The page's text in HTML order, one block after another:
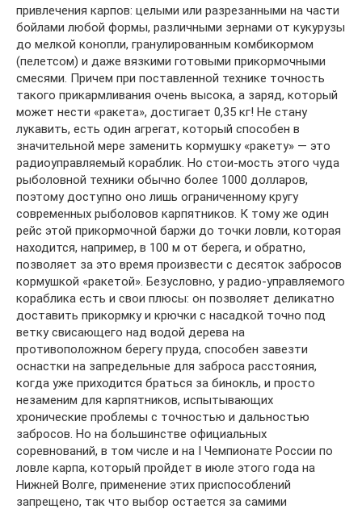
привлечения карпов: целыми или разрезанными на части
бойлами любой формы, различными зернами от кукурузы
до мелкой конопли, гранулированным комбикормом
(пелетсом) и даже вязкими готовыми прикормочными
смесями. Причем при поставленной технике точность
такого прикармливания очень высока, а заряд, который
может нести «ракета», достигает 0,35 кг! Не стану
лукавить, есть один агрегат, который способен в
значительной мере заменить кормушку «ракету» — это
радиоуправляемый кораблик. Но стои-мость этого чуда
рыболовной техники обычно более 1000 долларов,
поэтому доступно оно лишь ограниченному кругу
современных рыболовов карпятников. К тому же один
рейс этой прикормочной баржи до точки ловли, которая
находится, например, в 100 м от берега, и обратно,
позволяет за это время произвести с десяток забросов
кормушкой «ракетой». Безусловно, у радио-управляемого
кораблика есть и свои плюсы: он позволяет деликатно
доставить прикормку и крючки с насадкой точно под
ветку свисающего над водой дерева на
противоположном берегу пруда, способен завезти
оснастки на запредельные для заброса расстояния,
когда уже приходится браться за бинокль, и просто
незаменим для карпятников, испытывающих
хронические проблемы с точностью и дальностью
забросов. Но на большинстве официальных
соревнований, в том числе и на I Чемпионате России по
ловле карпа, который пройдет в июле этого года на
Нижней Волге, применение этих приспособлений
запрещено, так что выбор остается за самими